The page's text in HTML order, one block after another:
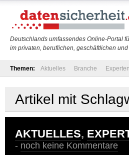
Deutschlands umfassendes Online-Portal
im privaten, beruflichen, geschäftlichen
Themen: Aktuelles Branche Experten
Artikel mit
AKTUELLES,
- noch keine Kommentare